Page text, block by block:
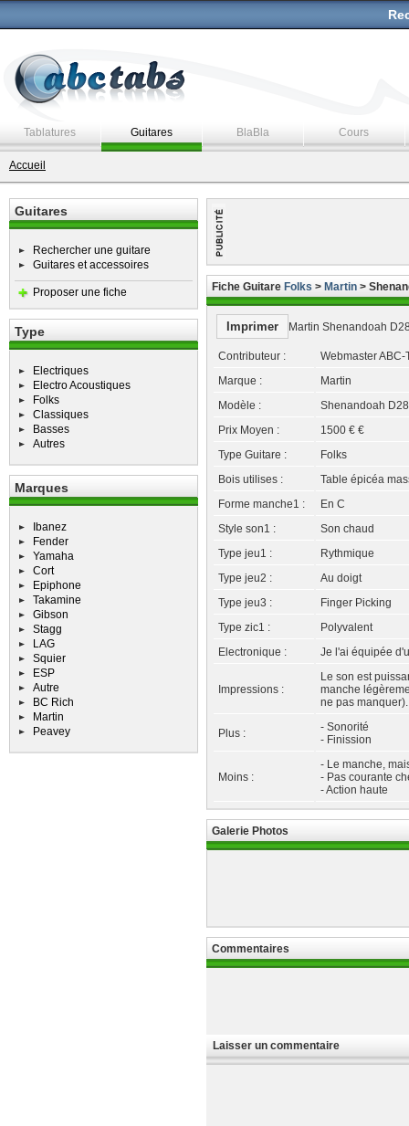
Tablatures Guitares BlaBla Cours
Accueil
Guitares
Rechercher une guitare
Guitares et accessoires
Proposer une fiche
Type
Electriques
Electro Acoustiques
Folks
Classiques
Basses
Autres
Marques
Ibanez
Fender
Yamaha
Cort
Epiphone
Takamine
Gibson
Stagg
LAG
Squier
ESP
Autre
BC Rich
Martin
Peavey
Fiche Guitare Folks > Martin>
Imprimer Martin Shenandoah
Contributeur :
Webmaster ABC-
Marque :
Martin
Modèle :
Shenandoah
Prix Moyen :
1500 € €
Type Guitare :
Folks
Bois utilises :
Table épicéa
Forme manche1 :
En C
Style son1 :
Son chaud
Type jeu1 :
Rythmique
Type jeu2 :
Au doigt
Type jeu3 :
Finger Picking
Type zic1 :
Polyvalent
Electronique :
Je l'ai équipée
Impressions :
Le son est
manche
ne pas manquer).
Plus :
- Sonorité
- Finission
Moins :
- Le manche,
- Pas courante
- Action haute
Galerie Photos
Commentaires
Laisser un commentaire